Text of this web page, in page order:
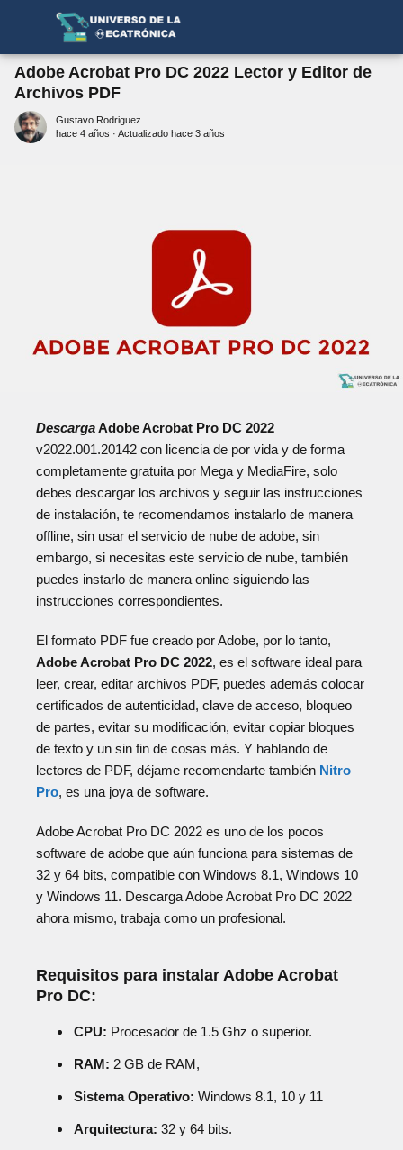
Adobe Acrobat Pro DC 2022 Lector y Editor de
Archivos PDF
Gustavo Rodriguez
hace 4 años · Actualizado hace 3 años
DescargaAdobe Acrobat Pro DC 2022
v2022.001.20142 con licencia de por vida y de forma
completamente gratuita por Mega y MediaFire, solo
debes descargar los archivos y seguir las instrucciones
de instalación, te recomendamos instalarlo de manera
offline, sin usar el servicio de nube de adobe, sin
embargo, si necesitas este servicio de nube, también
puedes instarlo de manera online siguiendo las
instrucciones correspondientes.
El formato PDF fue creado por Adobe, por lo tanto,
Adobe Acrobat Pro DC 2022, es el software ideal para
leer, crear, editar archivos PDF, puedes además colocar
certificados de autenticidad, clave de acceso, bloqueo
de partes, evitar su modificación, evitar copiar bloques
de texto y un sin fin de cosas más. Y hablando de
lectores de PDF, déjame recomendarte también Nitro
Pro, es una joya de software.
Adobe Acrobat Pro DC 2022 es uno de los pocos
software de adobe que aún funciona para sistemas de
32 y 64 bits, compatible con Windows 8.1, Windows 10
y Windows 11. Descarga Adobe Acrobat Pro DC 2022
ahora mismo, trabaja como un profesional.
Requisitos para instalar Adobe Acrobat
Pro DC:
CPU: Procesador de 1.5 Ghz o superior.
RAM: 2 GB de RAM,
Sistema Operativo: Windows 8.1, 10 y 11
Arquitectura: 32 y 64 bits.